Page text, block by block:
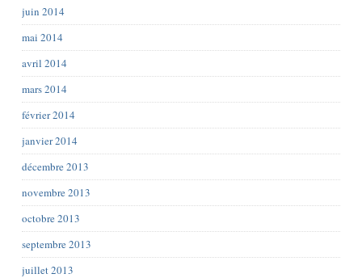
juin 2014
mai 2014
avril 2014
mars 2014
février 2014
janvier 2014
décembre 2013
novembre 2013
octobre 2013
septembre 2013
juillet 2013